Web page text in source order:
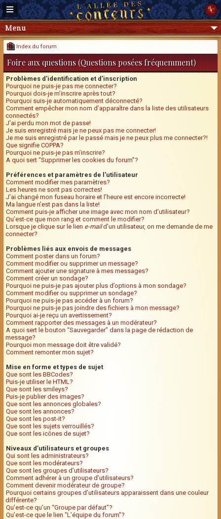
Menu
Index du forum
Foire aux questions (Questions posées fréquemment)
Problèmes d’identification et d’inscription
Pourquoi ne puis-je pas me connecter?
Pourquoi dois-je m’inscrire après tout?
Pourquoi suis-je automatiquement déconnecté?
Comment empêcher mon nom d’apparaître dans la liste des utilisateurs
connectés?
J’ai perdu mon mot de passe!
Je suis enregistré mais je ne peux pas me connecter!
Je me suis enregistré par le passé mais je ne peux plus me connecter?!
Que signifie COPPA?
Pourquoi ne puis-je pas m’inscrire?
A quoi sert “Supprimer les cookies du forum”?
Préférences et paramètres de l’utilisateur
Comment modifier mes paramètres?
Les heures ne sont pas correctes!
J’ai changé mon fuseau horaire et l’heure est encore incorrecte!
Ma langue n’est pas dans la liste!
Comment puis-je afficher une image avec mon nom d’utilisateur?
Qu’est-ce que mon rang et comment le modifier?
Lorsque je clique sur le lien e-maild’un utilisateur, on me demande de me
connecter?
Problèmes liés aux envois de messages
Comment poster dans un forum?
Comment modifier ou supprimer un message?
Comment ajouter une signature à mes messages?
Comment créer un sondage?
Pourquoi ne puis-je pas ajouter plus d’options à mon sondage?
Comment modifier ou supprimer un sondage?
Pourquoi ne puis-je pas accéder à un forum?
Pourquoi ne puis-je pas joindre des fichiers à mon message?
Pourquoi ai-je reçu un avertissement?
Comment rapporter des messages à un modérateur?
A quoi sert le bouton “Sauvegarder” dans la page de rédaction de
message?
Pourquoi mon message doit être validé?
Comment remonter mon sujet?
Mise en forme et types de sujet
Que sont les BBCodes?
Puis-je utiliser le HTML?
Que sont les smileys?
Puis-je publier des images?
Que sont les annonces globales?
Que sont les annonces?
Que sont les post-it?
Que sont les sujets verrouillés?
Que sont les icônes de sujet?
Niveaux d’utilisateurs et groupes
Qui sont les administrateurs?
Que sont les modérateurs?
Que sont les groupes d’utilisateurs?
Comment adhérer à un groupe d’utilisateurs?
Comment devenir modérateur de groupe?
Pourquoi certains groupes d’utilisateurs apparaissent dans une couleur
différente?
Qu’est-ce qu’un “Groupe par défaut”?
Qu’est-ce que le lien “L’équipe du forum”?